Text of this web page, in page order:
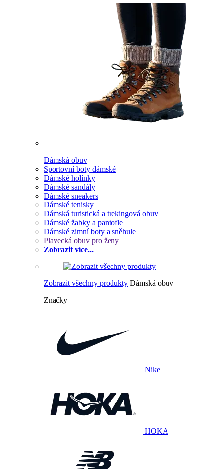
Dámská obuv
Sportovní boty dámské
Dámské holínky
Dámské sandály
Dámské sneakers
Dámské tenisky
Dámská turistická a trekingová obuv
Dámské žabky a pantofle
Dámské zimní boty a sněhule
Plavecká obuv pro ženy
Zobrazit více...
Zobrazit všechny produkty Dámská obuv
Značky
Nike
HOKA